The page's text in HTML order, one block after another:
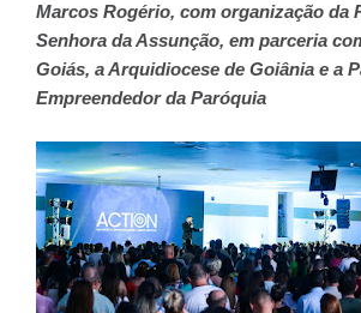
Marcos Rogério, com organização da
Senhora da Assunção, em parceria
Goiás, a Arquidiocese de Goiânia e a
Empreendedor da Paróquia